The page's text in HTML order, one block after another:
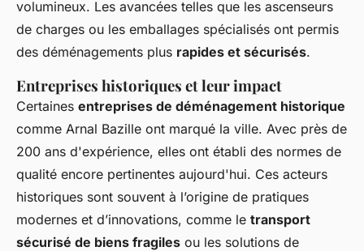
volumineux. Les avancées telles que les ascenseurs
de charges ou les emballages spécialisés ont permis
des déménagements plus rapides et sécurisés.
Entreprises historiques et leur impact
Certaines entreprises de déménagement historique
comme Arnal Bazille ont marqué la ville. Avec près de
200 ans d'expérience, elles ont établi des normes de
qualité encore pertinentes aujourd'hui. Ces acteurs
historiques sont souvent à l’origine de pratiques
modernes et d’innovations, comme le transport
sécurisé de biens fragiles ou les solutions de